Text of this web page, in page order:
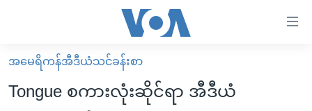
လွယ်ကူ
စေ
မူလစာမျက်နှာ
မြန်မာ
အမေရိကန်အီဒီယံသင်ခန်းစာ
Tongue စကားလုံးဆိုင်ရာ အီဒီယံ